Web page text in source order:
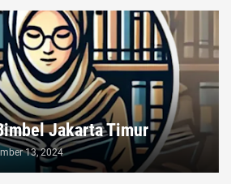
Jakarta Timur
13, 2024